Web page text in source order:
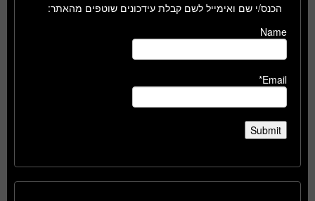
הכנס/י שם ואימייל לשם קבלת עידכונים שוטפים מהאתר:
Name
Email*